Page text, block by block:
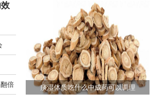
倍 痰湿体质吃什么中成药可以调理